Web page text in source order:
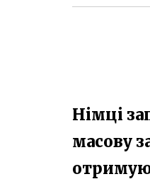
Німці
масову